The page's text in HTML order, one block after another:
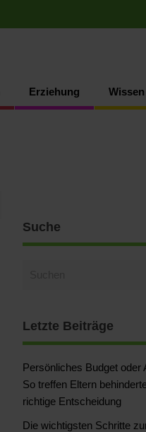
Erziehung Wissen
Suche
Letzte Beiträge
Persönliches Budget oder
So treffen Eltern
richtige Entscheidung
Die wichtigsten Schritte